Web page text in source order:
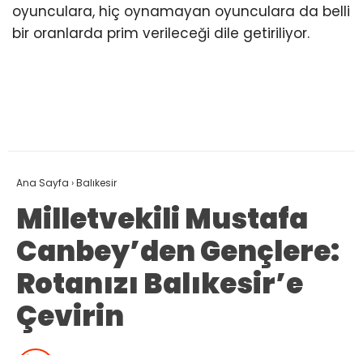
oyunculara, hiç oynamayan oyunculara da belli
bir oranlarda prim verileceği dile getiriliyor.
Ana Sayfa ›Balıkesir
Milletvekili Mustafa
Canbey’den Gençlere:
Rotanızı Balıkesir’e
Çevirin